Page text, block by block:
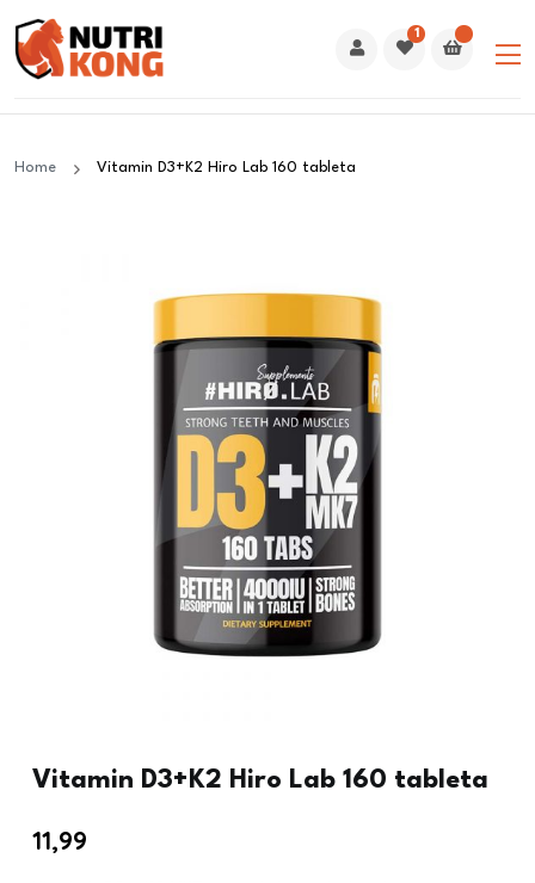
1
Home Vitamin D3+K2 Hiro Lab 160 tableta
Vitamin D3+K2 Hiro Lab 160 tableta
11,99